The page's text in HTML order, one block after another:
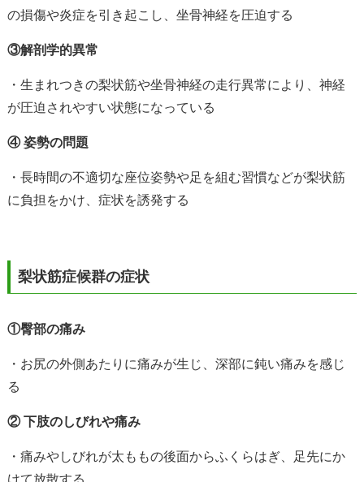
の損傷や炎症を引き起こし、坐骨神経を圧迫する
③解剖学的異常
・生まれつきの梨状筋や坐骨神経の走行異常により、神経
が圧迫されやすい状態になっている
④ 姿勢の問題
・長時間の不適切な座位姿勢や足を組む習慣などが梨状筋
に負担をかけ、症状を誘発する
梨状筋症候群の症状
①臀部の痛み
・お尻の外側あたりに痛みが生じ、深部に鈍い痛みを感じ
る
② 下肢のしびれや痛み
・痛みやしびれが太ももの後面からふくらはぎ、足先にか